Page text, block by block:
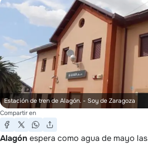
Estación de tren de Alagón. - Soy de Zaragoza
Compartir en
Alagón espera como agua de mayo las